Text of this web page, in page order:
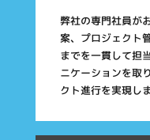
弊社の専門社員が
案、プロジェクト
までを一貫して担
ニケーションを取
クト進行を実現しま